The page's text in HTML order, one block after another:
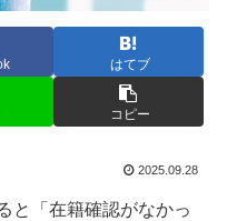
はてブ
コピー
2025.09.28
と「在籍確認がなかっ